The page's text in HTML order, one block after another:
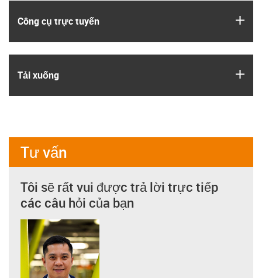
Công cụ trực tuyến
Tải xuống
Tư vấn
Tôi sẽ rất vui được trả lời trực tiếp
các câu hỏi của bạn